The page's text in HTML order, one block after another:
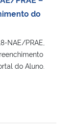
do
NAE/PRAE,
do Aluno.